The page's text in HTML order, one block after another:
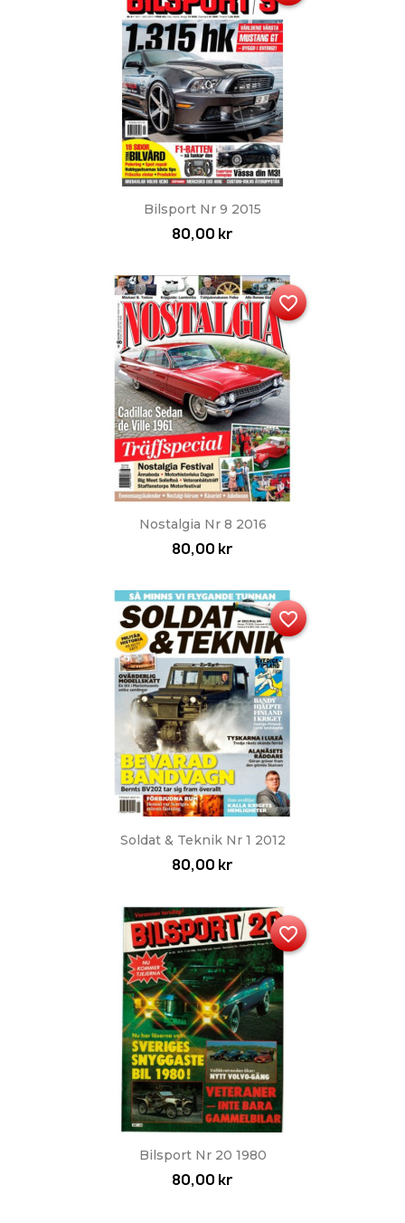
Bilsport Nr 9 2015
80,00 kr
Nostalgia Nr 8 2016
80,00 kr
favorite_border
Soldat & Teknik Nr 1 2012
80,00 kr
favorite_border
Bilsport Nr 20 1980
80,00 kr
favorite_border